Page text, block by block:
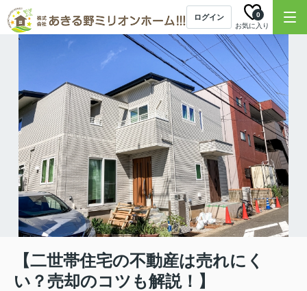
ログイン
お気に入り
0
【二世帯住宅の不動産は売れにく
い？売却のコツも解説！】